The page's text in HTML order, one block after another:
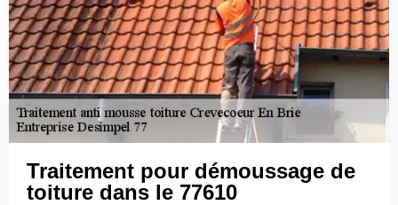
Traitement pour démoussage de
toiture dans le 77610